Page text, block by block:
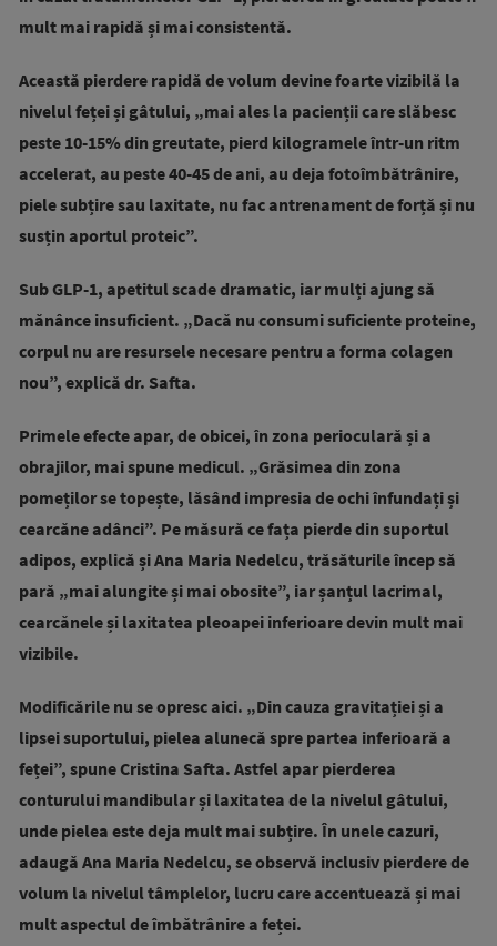
mult mai rapidă și mai consistentă.
Această pierdere rapidă de volum devine foarte vizibilă la
nivelul feței și gâtului, „mai ales la pacienții care slăbesc
peste 10-15% din greutate, pierd kilogramele într-un ritm
accelerat, au peste 40-45 de ani, au deja fotoîmbătrânire,
piele subțire sau laxitate, nu fac antrenament de forță și nu
susțin aportul proteic”.
Sub GLP-1, apetitul scade dramatic, iar mulți ajung să
mănânce insuficient. „Dacă nu consumi suficiente proteine,
corpul nu are resursele necesare pentru a forma colagen
nou”, explică dr. Safta.
Primele efecte apar, de obicei, în zona perioculară și a
obrajilor, mai spune medicul. „Grăsimea din zona
pomeților se topește, lăsând impresia de ochi înfundați și
cearcăne adânci”. Pe măsură ce fața pierde din suportul
adipos, explică și Ana Maria Nedelcu, trăsăturile încep să
pară „mai alungite și mai obosite”, iar șanțul lacrimal,
cearcănele și laxitatea pleoapei inferioare devin mult mai
vizibile.
Modificările nu se opresc aici. „Din cauza gravitației și a
lipsei suportului, pielea alunecă spre partea inferioară a
feței”, spune Cristina Safta. Astfel apar pierderea
conturului mandibular și laxitatea de la nivelul gâtului,
unde pielea este deja mult mai subțire. În unele cazuri,
adaugă Ana Maria Nedelcu, se observă inclusiv pierdere de
volum la nivelul tâmplelor, lucru care accentuează și mai
mult aspectul de îmbătrânire a feței.